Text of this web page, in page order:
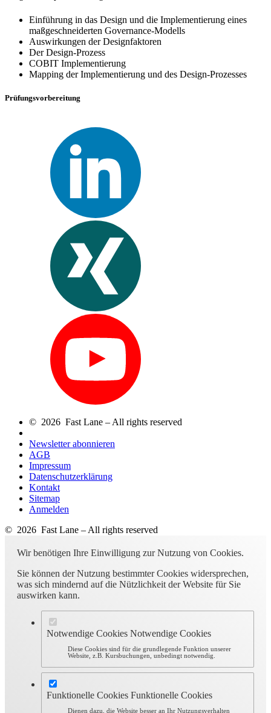
Einführung in das Design und die Implementierung eines
maßgeschneiderten Governance-Modells
Auswirkungen der Designfaktoren
Der Design-Prozess
COBIT Implementierung
Mapping der Implementierung und des Design-Prozesses
Prüfungsvorbereitung
© 2026 Fast Lane – All rights reserved
Newsletter abonnieren
AGB
Impressum
Datenschutzerklärung
Kontakt
Sitemap
Anmelden
© 2026 Fast Lane – All rights reserved
Wir benötigen Ihre Einwilligung zur Nutzung von Cookies.
Sie können der Nutzung bestimmter Cookies widersprechen,
was sich mindernd auf die Nützlichkeit der Website für Sie
auswirken kann.
Notwendige Cookies Notwendige Cookies
Diese Cookies sind für die grundlegende Funktion unserer
Website, z.B. Kursbuchungen, unbedingt notwendig.
Funktionelle Cookies Funktionelle Cookies
Dienen dazu, die Website besser an Ihr Nutzungsverhalten